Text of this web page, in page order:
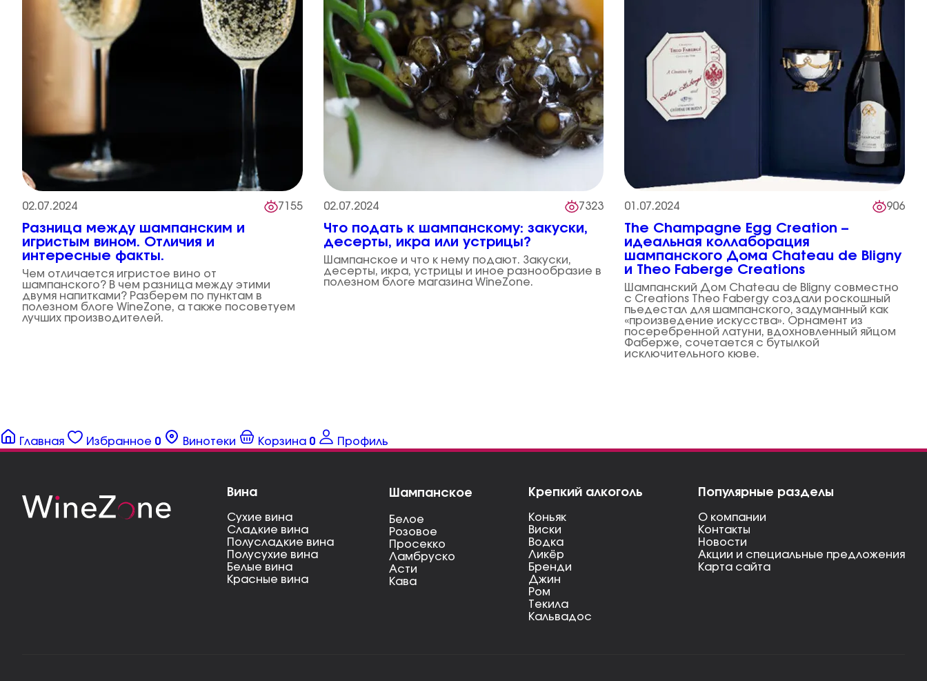
02.07.2024 7155
Разница между шампанским и
игристым вином. Отличия и
интересные факты.
Чем отличается игристое вино от
шампанского? В чем разница между этими
двумя напитками? Разберем по пунктам в
полезном блоге WineZone, а также посоветуем
лучших производителей.
02.07.2024 7323
Что подать к шампанскому: закуски,
десерты, икра или устрицы?
Шампанское и что к нему подают. Закуски,
десерты, икра, устрицы и иное разнообразие в
полезном блоге магазина WineZone.
01.07.2024 906
The Champagne Egg Creation –
идеальная коллаборация
шампанского Дома Chateau de Bligny
и Theo Faberge Creations
Шампанский Дом Chateau de Bligny совместно
с Creations Theo Fabergу создали роскошный
пьедестал для шампанского, задуманный как
«произведение искусства». Орнамент из
посеребренной латуни, вдохновленный яйцом
Фаберже, сочетается с бутылкой
исключительного кюве.
Главная Избранное 0 Винотеки Корзина 0 Профиль
Вина
Сухие вина
Сладкие вина
Полусладкие вина
Полусухие вина
Белые вина
Красные вина
Шампанское
Белое
Розовое
Просекко
Ламбруско
Асти
Кава
Крепкий алкоголь
Коньяк
Виски
Водка
Ликёр
Бренди
Джин
Ром
Текила
Кальвадос
Популярные разделы
О компании
Контакты
Новости
Акции и специальные предложения
Карта сайта